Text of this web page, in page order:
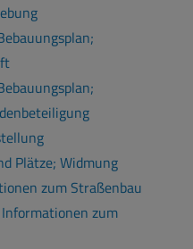
Plätze; Widmung
zum Straßenbau
zum